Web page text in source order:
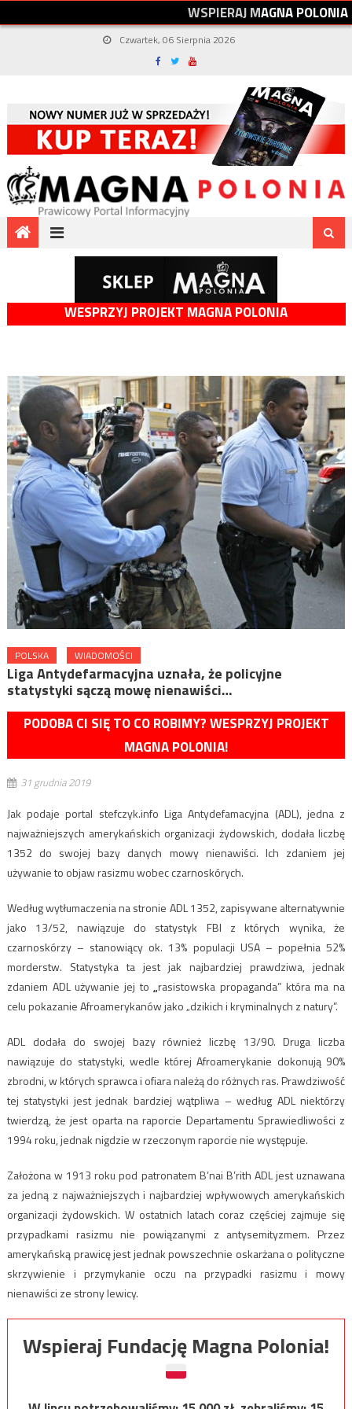
WSPIERAJMAGNAPOLONIA
Czwartek, 06 Sierpnia 2026
WESPRZYJ PROJEKT MAGNA POLONIA
POLSKA WIADOMOŚCI
Liga Antydefarmacyjna uznała, że policyjne
statystyki sączą mowę nienawiści…
PODOBA CI SIĘ TO CO ROBIMY? WESPRZYJ PROJEKT
MAGNA POLONIA!
31 grudnia 2019
Jak podaje portal stefczyk.info Liga Antydefamacyjna (ADL), jedna z
najważniejszych amerykańskich organizacji żydowskich, dodała liczbę
1352 do swojej bazy danych mowy nienawiści. Ich zdaniem jej
używanie to objaw rasizmu wobec czarnoskórych.
Według wytłumaczenia na stronie ADL 1352, zapisywane alternatywnie
jako 13/52, nawiązuje do statystyk FBI z których wynika, że
czarnoskórzy – stanowiący ok. 13% populacji USA – popełnia 52%
morderstw. Statystyka ta jest jak najbardziej prawdziwa, jednak
zdaniem ADL używanie jej to „rasistowska propaganda” która ma na
celu pokazanie Afroamerykanów jako „dzikich i kryminalnych z natury”.
ADL dodała do swojej bazy również liczbę 13/90. Druga liczba
nawiązuje do statystyki, wedle której Afroamerykanie dokonują 90%
zbrodni, w których sprawca i ofiara należą do różnych ras. Prawdziwość
tej statystyki jest jednak bardziej wątpliwa – według ADL niektórzy
twierdzą, że jest oparta na raporcie Departamentu Sprawiedliwości z
1994 roku, jednak nigdzie w rzeczonym raporcie nie występuje.
Założona w 1913 roku pod patronatem B’nai B’rith ADL jest uznawana
za jedną z najważniejszych i najbardziej wpływowych amerykańskich
organizacji żydowskich. W ostatnich latach coraz częściej zajmuje się
przypadkami rasizmu nie powiązanymi z antysemityzmem. Przez
amerykańską prawicę jest jednak powszechnie oskarżana o polityczne
skrzywienie i przymykanie oczu na przypadki rasizmu i mowy
nienawiści ze strony lewicy.
Wspieraj Fundację Magna Polonia!